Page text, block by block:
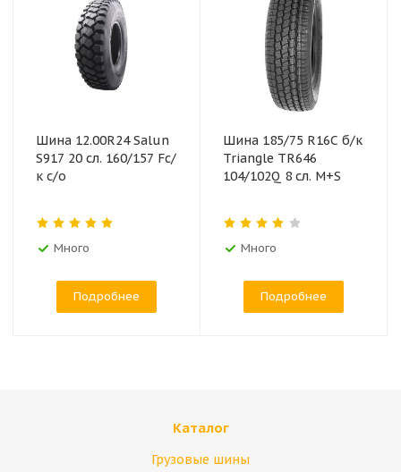
Шина 12.00R24 Salun
S917 20 сл. 160/157 Fс/
к с/о
Много
Подробнее
Шина 185/75 R16C б/к
Triangle TR646
104/102Q 8 сл. M+S
Много
Подробнее
Каталог
Грузовые шины